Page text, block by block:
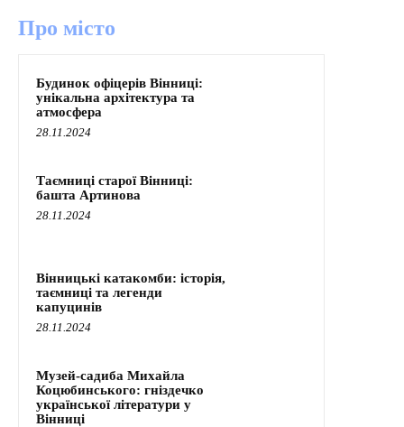
Про місто
Будинок офіцерів Вінниці:
унікальна архітектура та
атмосфера
28.11.2024
Таємниці старої Вінниці:
башта Артинова
28.11.2024
Вінницькі катакомби: історія,
таємниці та легенди
капуцинів
28.11.2024
Музей-садиба Михайла
Коцюбинського: гніздечко
української літератури у
Вінниці